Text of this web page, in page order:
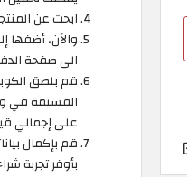
ابحث عن
والآن، أضفها
الى صفحة
قم بلصق
القسيمة في
على إجمالي
قم بإكمال
بأوفر تجربة